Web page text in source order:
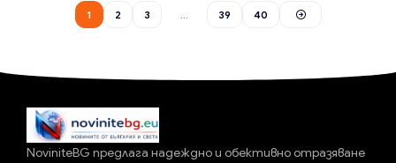
1 2 3 39 40
NoviniteBG предлага надеждно и обективно отразяване